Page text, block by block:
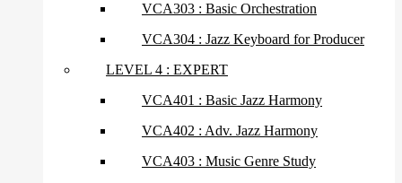
VCA303 : Basic Orchestration
VCA304 : Jazz Keyboard for Producer
LEVEL 4 : EXPERT
VCA401 : Basic Jazz Harmony
VCA402 : Adv. Jazz Harmony
VCA403 : Music Genre Study